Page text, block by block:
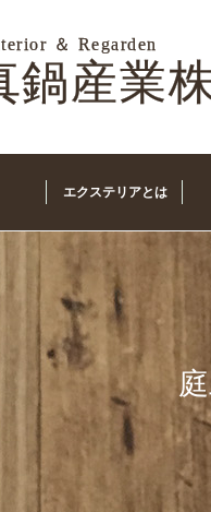
エクステリアとは